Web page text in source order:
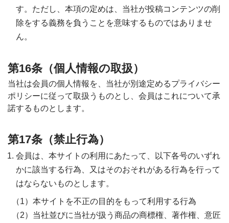
す。ただし、本項の定めは、当社が投稿コンテンツの削
除をする義務を負うことを意味するものではありませ
ん。
第16条（個人情報の取扱）
当社は会員の個人情報を、当社が別途定めるプライバシー
ポリシーに従って取扱うものとし、会員はこれについて承
諾するものとします。
第17条（禁止行為）
会員は、本サイトの利用にあたって、以下各号のいずれ
かに該当する行為、又はそのおそれがある行為を行って
はならないものとします。
本サイトを不正の目的をもって利用する行為
当社並びに当社が扱う商品の商標権、著作権、意匠